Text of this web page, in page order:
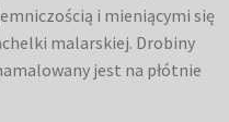
i mieniącymi się
malarskiej. Drobiny
jest na płótnie